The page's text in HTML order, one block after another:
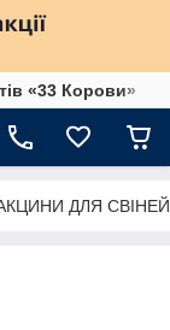
«33 Корови»
ДЛЯ СВІНЕЙ